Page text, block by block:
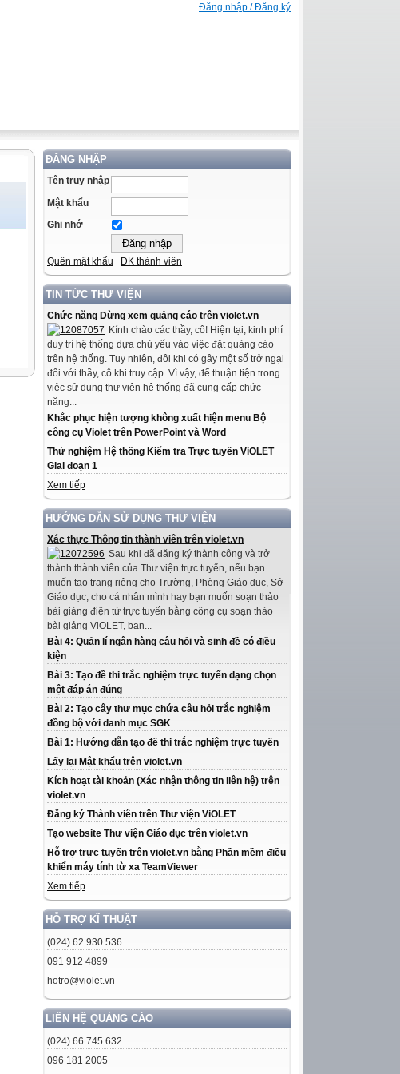
Đăng nhập / Đăng ký
ĐĂNG NHẬP
Tên truy nhập
Mật khẩu
Ghi nhớ
Quên mật khẩu ĐK thành viên
TIN TỨC THƯ VIỆN
Chức năng Dừng xem quảng cáo trên violet.vn
Kính chào các thầy, cô! Hiện tại, kinh phí
duy trì hệ thống dựa chủ yếu vào việc đặt quảng cáo
trên hệ thống. Tuy nhiên, đôi khi có gây một số trở ngại
đối với thầy, cô khi truy cập. Vì vậy, để thuận tiện trong
việc sử dụng thư viện hệ thống đã cung cấp chức
năng...
Khắc phục hiện tượng không xuất hiện menu Bộ
công cụ Violet trên PowerPoint và Word
Thử nghiệm Hệ thống Kiểm tra Trực tuyến ViOLET
Giai đoạn 1
Xem tiếp
HƯỚNG DẪN SỬ DỤNG THƯ VIỆN
Xác thực Thông tin thành viên trên violet.vn
Sau khi đã đăng ký thành công và trở
thành thành viên của Thư viện trực tuyến, nếu bạn
muốn tạo trang riêng cho Trường, Phòng Giáo dục, Sở
Giáo dục, cho cá nhân mình hay bạn muốn soạn thảo
bài giảng điện tử trực tuyến bằng công cụ soạn thảo
bài giảng ViOLET, bạn...
Bài 4: Quản lí ngân hàng câu hỏi và sinh đề có điều
kiện
Bài 3: Tạo đề thi trắc nghiệm trực tuyến dạng chọn
một đáp án đúng
Bài 2: Tạo cây thư mục chứa câu hỏi trắc nghiệm
đồng bộ với danh mục SGK
Bài 1: Hướng dẫn tạo đề thi trắc nghiệm trực tuyến
Lấy lại Mật khẩu trên violet.vn
Kích hoạt tài khoản (Xác nhận thông tin liên hệ) trên
violet.vn
Đăng ký Thành viên trên Thư viện ViOLET
Tạo website Thư viện Giáo dục trên violet.vn
Hỗ trợ trực tuyến trên violet.vn bằng Phần mềm điều
khiển máy tính từ xa TeamViewer
Xem tiếp
HỖ TRỢ KĨ THUẬT
(024) 62 930 536
091 912 4899
hotro@violet.vn
LIÊN HỆ QUẢNG CÁO
(024) 66 745 632
096 181 2005